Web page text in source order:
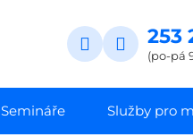
253
(po-pá
Semináře Služby pro